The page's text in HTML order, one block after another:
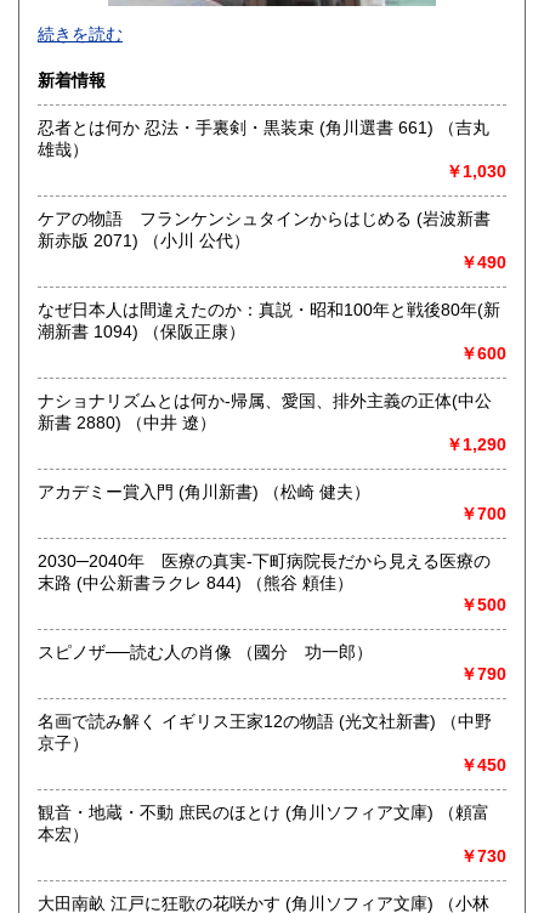
熊本県
宮崎県
沖縄県 300円
不死鳥BOOKSでは、書籍だけでなくCD、DVD、レコード、
ゲーム、おもちゃ、骨董品まであらゆるものの買い取りがで
にお問い合わせください。出張費は、無料です。
沿線名：伯備線・桃太郎線(吉備線)
最寄駅：総社駅
定休日：年中無休
書籍の買取について
不死鳥BOOKSでは、書籍だけでなくCD、DVD、レコード、
ゲーム、おもちゃ、骨董品まであらゆるものの買い取りがで
きます。店主が、日本全国買取にお伺いいたします。お気軽
取り扱い分野
哲学宗教、歴史、社会科学、自然科学、美術工芸、趣味、外
オールジャンル
続きを読む
新着情報
忍者とは何か 忍法・手裏剣・黒装束 (角川選書 661) （吉丸
雄哉）
￥1,030
ケアの物語 フランケンシュタインからはじめる (岩波新書
新赤版 2071) （小川 公代）
￥490
なぜ日本人は間違えたのか：真説・昭和100年と戦後80年(新
潮新書 1094) （保阪正康）
￥600
ナショナリズムとは何か-帰属、愛国、排外主義の正体(中公
新書 2880) （中井 遼）
￥1,290
アカデミー賞入門 (角川新書) （松崎 健夫）
￥700
2030─2040年 医療の真実-下町病院長だから見える医療の
末路 (中公新書ラクレ 844) （熊谷 頼佳）
￥500
スピノザ──読む人の肖像 （國分 功一郎）
￥790
名画で読み解く イギリス王家12の物語 (光文社新書) （中野
京子）
￥450
観音・地蔵・不動 庶民のほとけ (角川ソフィア文庫) （頼富
本宏）
￥730
大田南畝 江戸に狂歌の花咲かす (角川ソフィア文庫) （小林